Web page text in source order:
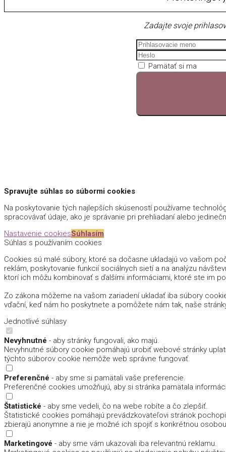
Zadajte svoje
Pamätať si ma
Spravujte súhlas so súbormi cookies
Na poskytovanie tých najlepších skúseností používame
spracovávať údaje, ako je správanie pri prehliadaní alebo
Nastavenie cookiesSúhlasím
Súhlas s používaním cookies
Cookies sú malé súbory, ktoré sa dočasne ukladajú vo vašom
reklám, poskytovanie funkcií sociálnych sietí a na analýzu
ktorí ich môžu kombinovať s ďalšími informáciami, ktoré ste im
Zo zákona môžeme na vašom zariadení ukladať iba súbory
vďační, keď nám ho poskytnete a pomôžete nám tak, naše
Jednotlivé súhlasy
Nevyhnutné - aby stránky fungovali, ako majú.
Nevyhnutné súbory cookie pomáhajú urobiť webové stránky
týchto súborov cookie nemôže web správne fungovať.
Preferenčné - aby sme si pamätali vaše preferencie.
Preferenčné cookies umožňujú, aby si stránka pamätala
Štatistické - aby sme vedeli, čo na webe robíte a čo zlepšiť.
Štatistické cookies pomáhajú prevádzkovateľovi stránok
zbierajú anonymne a nie je možné ich spojiť s konkrétnou
Marketingové - aby sme vám ukazovali iba relevantnú reklamu.